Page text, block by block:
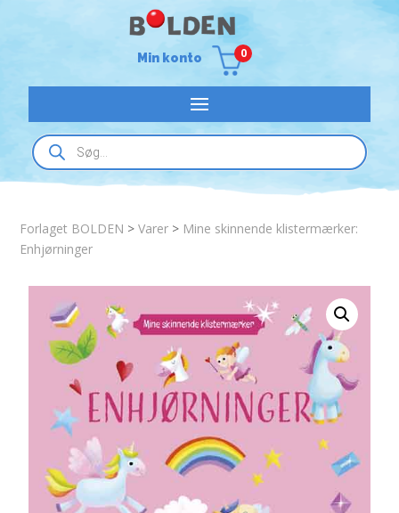
Min konto 0
Products
search
Forlaget BOLDEN >Varer > Mine skinnende klistermærker:
Enhjørninger